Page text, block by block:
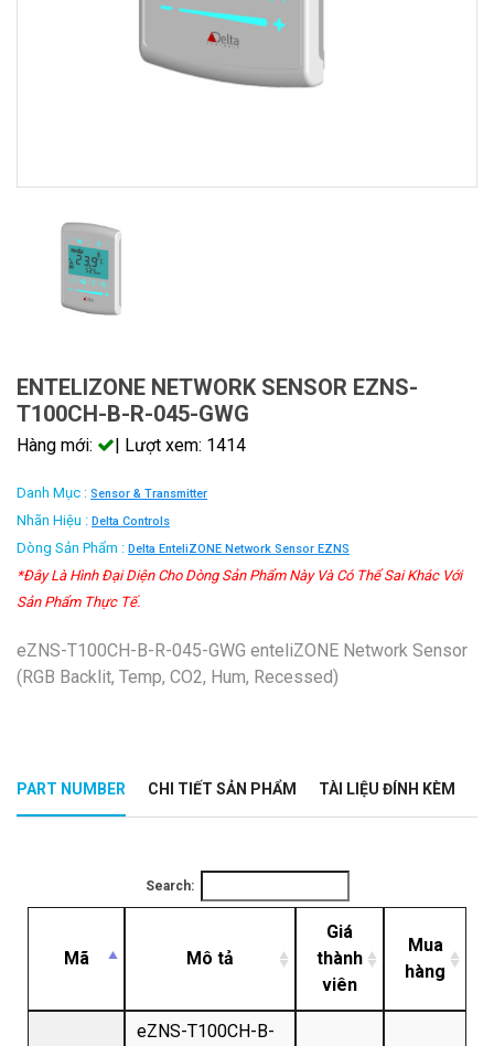
ENTELIZONE NETWORK SENSOR EZNS-
T100CH-B-R-045-GWG
Hàng mới: | Lượt xem: 1414
Danh Mục : Sensor & Transmitter
Nhãn Hiệu : Delta Controls
Dòng Sản Phẩm : Delta EnteliZONE Network Sensor EZNS
*Đây Là Hình Đại Diện Cho Dòng Sản Phẩm Này Và Có Thể Sai Khác Với
Sản Phẩm Thực Tế.
eZNS-T100CH-B-R-045-GWG enteliZONE Network Sensor
(RGB Backlit, Temp, CO2, Hum, Recessed)
PART NUMBER CHI TIẾT SẢN PHẨM TÀI LIỆU ĐÍNH KÈM
Search:
Mã Mô tả
Giá
thành
viên
Mua
hàng
eZNS-T100CH-B-